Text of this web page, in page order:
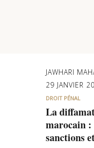
JAWHARI
29 JANVIER
DROIT PÉNAL
La
marocain
sanctions